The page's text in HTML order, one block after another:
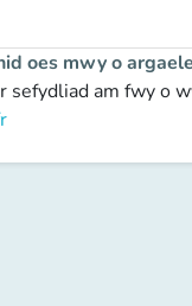
oes mwy o
sefydliad am fwy o